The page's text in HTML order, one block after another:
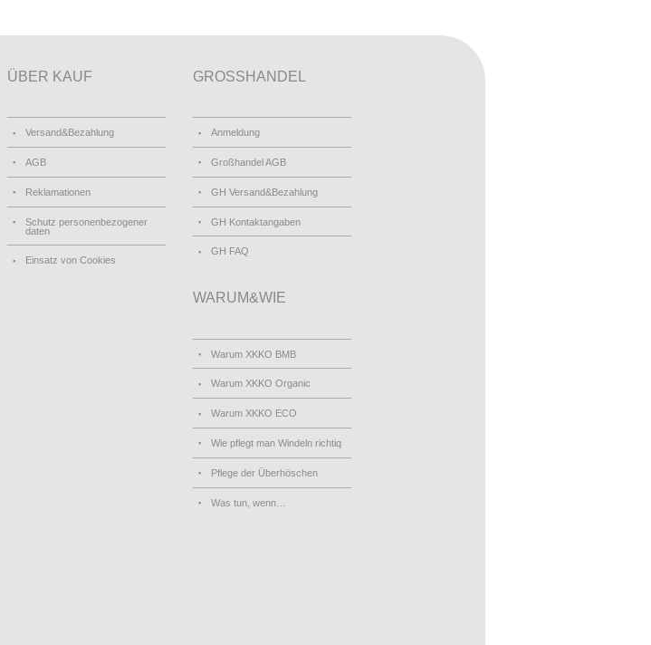
ÜBER KAUF
Versand&Bezahlung
AGB
Reklamationen
Schutz personenbezogener
daten
Einsatz von Cookies
GROSSHANDEL
Anmeldung
Großhandel AGB
GH Versand&Bezahlung
GH Kontaktangaben
GH FAQ
WARUM&WIE
Warum XKKO BMB
Warum XKKO Organic
Warum XKKO ECO
Wie pflegt man Windeln richtiq
Pflege der Überhöschen
Was tun, wenn…